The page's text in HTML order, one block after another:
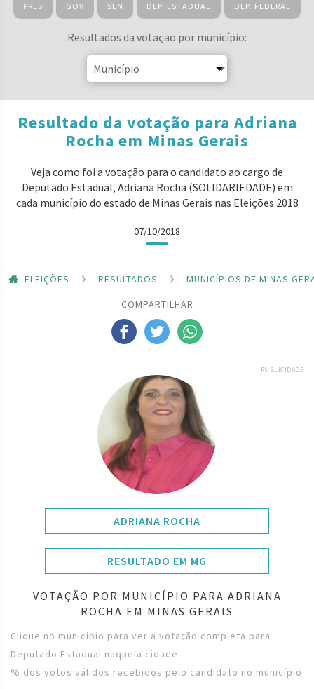
PRES GOV SEN DEP. ESTADUAL DEP. FEDERAL
Resultados da votação por município:
Resultado da votação para Adriana
Rocha em Minas Gerais
Veja como foi a votação para o candidato ao cargo de
Deputado Estadual, Adriana Rocha (SOLIDARIEDADE) em
cada município do estado de Minas Gerais nas Eleições 2018
07/10/2018
ELEIÇÕES RESULTADOS
MUNICÍPIOS DE MINAS
COMPARTILHAR
PUBLICIDADE
ADRIANA ROCHA
RESULTADO EM MG
VOTAÇÃO POR MUNICÍPIO PARA ADRIANA
ROCHA EM MINAS GERAIS
Clique no município para ver a votação completa para
Deputado Estadual naquela cidade
% dos votos válidos recebidos pelo candidato no município